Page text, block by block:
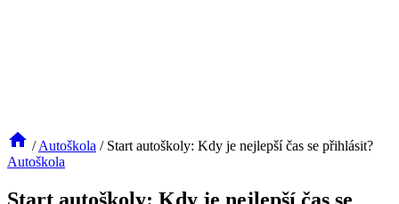
/ Autoškola / Start autoškoly: Kdy je nejlepší čas se přihlásit?
Autoškola